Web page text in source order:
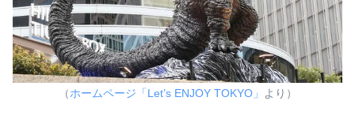
（ホームページ「Let’s ENJOY TOKYO」 より）